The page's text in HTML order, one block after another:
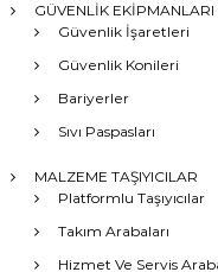
GÜVENLİK EKİPMANLARI
Güvenlik İşaretleri
Güvenlik Konileri
Bariyerler
Sıvı Paspasları
MALZEME TAŞIYICILAR
Platformlu Taşıyıcılar
Takım Arabaları
Hizmet Ve Servis